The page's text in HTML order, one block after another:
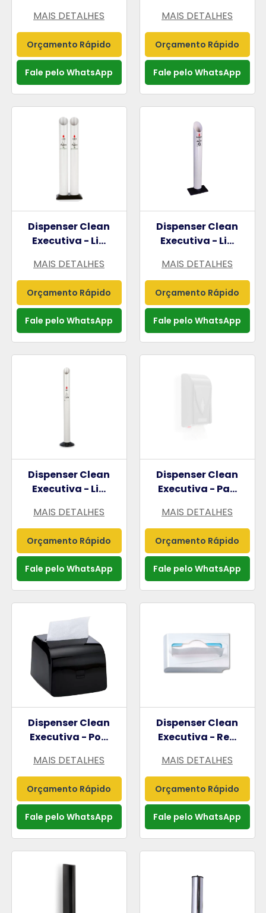
MAIS DETALHES
Orçamento Rápido
Fale pelo WhatsApp
MAIS DETALHES
Orçamento Rápido
Fale pelo WhatsApp
Dispenser Clean
Executiva - Li...
MAIS DETALHES
Orçamento Rápido
Fale pelo WhatsApp
Dispenser Clean
Executiva - Li...
MAIS DETALHES
Orçamento Rápido
Fale pelo WhatsApp
Dispenser Clean
Executiva - Li...
MAIS DETALHES
Orçamento Rápido
Fale pelo WhatsApp
Dispenser Clean
Executiva - Pa...
MAIS DETALHES
Orçamento Rápido
Fale pelo WhatsApp
Dispenser Clean
Executiva - Po...
MAIS DETALHES
Orçamento Rápido
Fale pelo WhatsApp
Dispenser Clean
Executiva - Re...
MAIS DETALHES
Orçamento Rápido
Fale pelo WhatsApp